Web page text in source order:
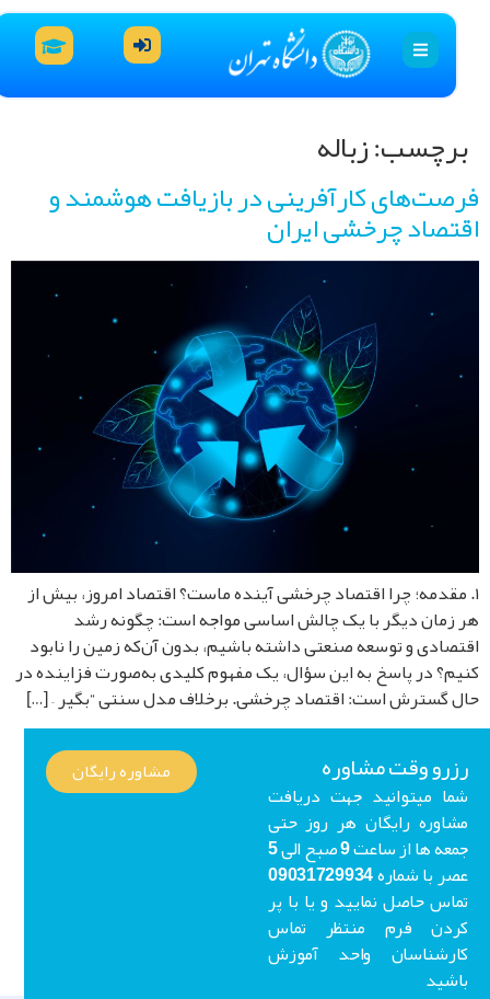
زباله
کارآفرینی در بازیافت هوشمند و
چرخشی ایران
چرا اقتصاد چرخشی آینده ماست؟ اقتصاد امروز، بیش از
دیگر با یک چالش اساسی مواجه است: چگونه رشد
و توسعه صنعتی داشته باشیم، بدون آن‌که زمین را نابود
در پاسخ به این سؤال، یک مفهوم کلیدی به‌صورت فزاینده در
گسترش است: اقتصاد چرخشی. برخلاف مدل سنتی “بگیر – […]
وقت مشاوره
میتوانید جهت دریافت
رایگان هر روز حتی
جمعه ها از ساعت 9 صبح الی 5
عصر با شماره 09031729934
حاصل نمایید و یا با پر
فرم منتظر تماس
واحد آموزش
مشاوره رایگان